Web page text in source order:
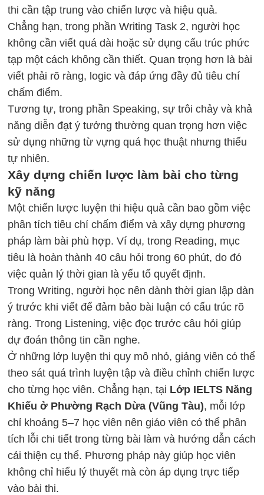
thi cần tập trung vào chiến lược và hiệu quả.
Chẳng hạn, trong phần Writing Task 2, người học
không cần viết quá dài hoặc sử dụng cấu trúc phức
tạp một cách không cần thiết. Quan trọng hơn là bài
viết phải rõ ràng, logic và đáp ứng đầy đủ tiêu chí
chấm điểm.
Tương tự, trong phần Speaking, sự trôi chảy và khả
năng diễn đạt ý tưởng thường quan trọng hơn việc
sử dụng những từ vựng quá học thuật nhưng thiếu
tự nhiên.
Xây dựng chiến lược làm bài cho từng
kỹ năng
Một chiến lược luyện thi hiệu quả cần bao gồm việc
phân tích tiêu chí chấm điểm và xây dựng phương
pháp làm bài phù hợp. Ví dụ, trong Reading, mục
tiêu là hoàn thành 40 câu hỏi trong 60 phút, do đó
việc quản lý thời gian là yếu tố quyết định.
Trong Writing, người học nên dành thời gian lập dàn
ý trước khi viết để đảm bảo bài luận có cấu trúc rõ
ràng. Trong Listening, việc đọc trước câu hỏi giúp
dự đoán thông tin cần nghe.
Ở những lớp luyện thi quy mô nhỏ, giảng viên có thể
theo sát quá trình luyện tập và điều chỉnh chiến lược
cho từng học viên. Chẳng hạn, tại Lớp IELTS Năng
Khiếu ở Phường Rạch Dừa (Vũng Tàu), mỗi lớp
chỉ khoảng 5–7 học viên nên giáo viên có thể phân
tích lỗi chi tiết trong từng bài làm và hướng dẫn cách
cải thiện cụ thể. Phương pháp này giúp học viên
không chỉ hiểu lý thuyết mà còn áp dụng trực tiếp
vào bài thi.